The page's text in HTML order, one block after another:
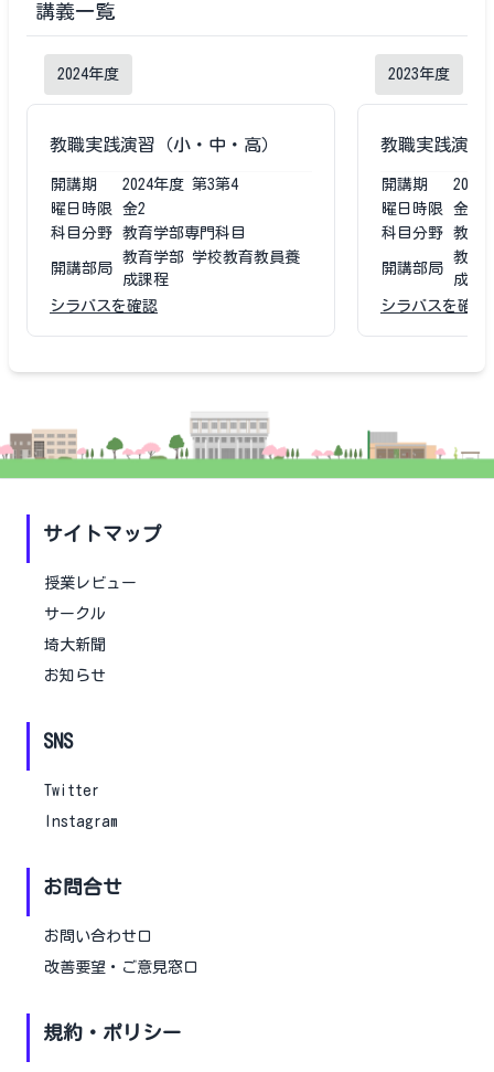
講義一覧
2024年度
教職実践演習（小・中・高）
開講期 2024年度 第3第4
曜日時限
金2
科目分野
教育学部専門科目
開講部局
教育学部 学校教育教員養
成課程
シラバスを確認
2023年度
教職実践演習
開講期 2023
曜日時限
金2
科目分野
教育
開講部局
教育
成課
シラバスを確認
サイトマップ
授業レビュー
サークル
埼大新聞
お知らせ
SNS
Twitter
Instagram
お問合せ
お問い合わせ口
改善要望・ご意見窓口
規約・ポリシー